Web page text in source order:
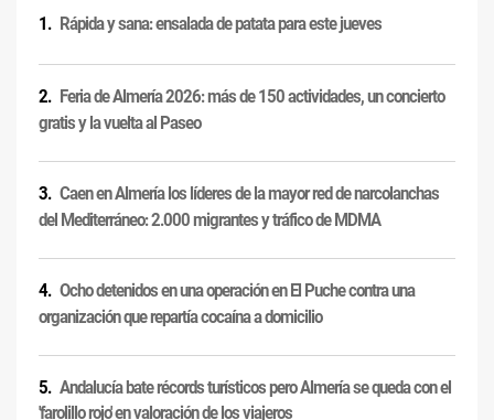
Rápida y sana: ensalada de patata para este jueves
Feria de Almería 2026: más de 150 actividades, un concierto
gratis y la vuelta al Paseo
Caen en Almería los líderes de la mayor red de narcolanchas
del Mediterráneo: 2.000 migrantes y tráfico de MDMA
Ocho detenidos en una operación en El Puche contra una
organización que repartía cocaína a domicilio
Andalucía bate récords turísticos pero Almería se queda con el
'farolillo rojo' en valoración de los viajeros